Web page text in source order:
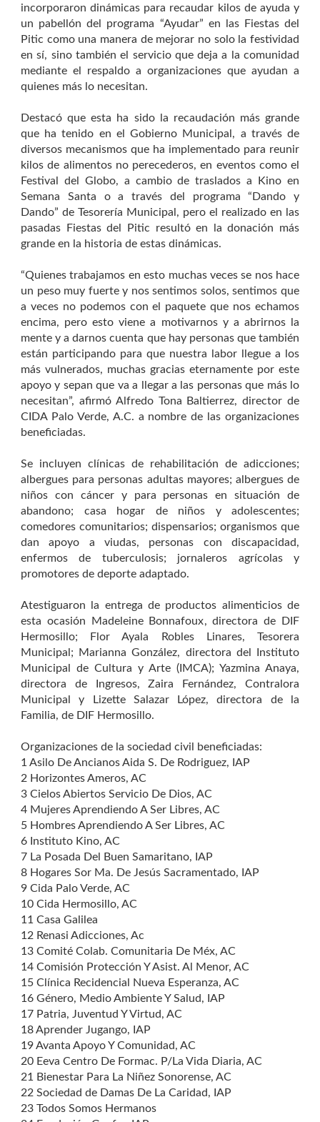
incorporaron dinámicas para recaudar kilos de ayuda y
un pabellón del programa “Ayudar” en las Fiestas del
Pitic como una manera de mejorar no solo la festividad
en sí, sino también el servicio que deja a la comunidad
mediante el respaldo a organizaciones que ayudan a
quienes más lo necesitan.
Destacó que esta ha sido la recaudación más grande
que ha tenido en el Gobierno Municipal, a través de
diversos mecanismos que ha implementado para reunir
kilos de alimentos no perecederos, en eventos como el
Festival del Globo, a cambio de traslados a Kino en
Semana Santa o a través del programa “Dando y
Dando” de Tesorería Municipal, pero el realizado en las
pasadas Fiestas del Pitic resultó en la donación más
grande en la historia de estas dinámicas.
“Quienes trabajamos en esto muchas veces se nos hace
un peso muy fuerte y nos sentimos solos, sentimos que
a veces no podemos con el paquete que nos echamos
encima, pero esto viene a motivarnos y a abrirnos la
mente y a darnos cuenta que hay personas que también
están participando para que nuestra labor llegue a los
más vulnerados, muchas gracias eternamente por este
apoyo y sepan que va a llegar a las personas que más lo
necesitan”, afirmó Alfredo Tona Baltierrez, director de
CIDA Palo Verde, A.C. a nombre de las organizaciones
beneficiadas.
Se incluyen clínicas de rehabilitación de adicciones;
albergues para personas adultas mayores; albergues de
niños con cáncer y para personas en situación de
abandono; casa hogar de niños y adolescentes;
comedores comunitarios; dispensarios; organismos que
dan apoyo a viudas, personas con discapacidad,
enfermos de tuberculosis; jornaleros agrícolas y
promotores de deporte adaptado.
Atestiguaron la entrega de productos alimenticios de
esta ocasión Madeleine Bonnafoux, directora de DIF
Hermosillo; Flor Ayala Robles Linares, Tesorera
Municipal; Marianna González, directora del Instituto
Municipal de Cultura y Arte (IMCA); Yazmina Anaya,
directora de Ingresos, Zaira Fernández, Contralora
Municipal y Lizette Salazar López, directora de la
Familia, de DIF Hermosillo.
Organizaciones de la sociedad civil beneficiadas:
1 Asilo De Ancianos Aida S. De Rodriguez, IAP
2 Horizontes Ameros, AC
3 Cielos Abiertos Servicio De Dios, AC
4 Mujeres Aprendiendo A Ser Libres, AC
5 Hombres Aprendiendo A Ser Libres, AC
6 Instituto Kino, AC
7 La Posada Del Buen Samaritano, IAP
8 Hogares Sor Ma. De Jesús Sacramentado, IAP
9 Cida Palo Verde, AC
10 Cida Hermosillo, AC
11 Casa Galilea
12 Renasi Adicciones, Ac
13 Comité Colab. Comunitaria De Méx, AC
14 Comisión Protección Y Asist. Al Menor, AC
15 Clínica Recidencial Nueva Esperanza, AC
16 Género, Medio Ambiente Y Salud, IAP
17 Patria, Juventud Y Virtud, AC
18 Aprender Jugango, IAP
19 Avanta Apoyo Y Comunidad, AC
20 Eeva Centro De Formac. P/La Vida Diaria, AC
21 Bienestar Para La Niñez Sonorense, AC
22 Sociedad de Damas De La Caridad, IAP
23 Todos Somos Hermanos